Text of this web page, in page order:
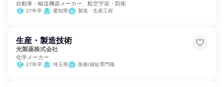
自動車・輸送機器メーカー、航空宇宙・防衛
27年卒 愛知県 製造・生産工程
生産・製造技術
光製薬株式会社
化学メーカー
27年卒 埼玉県 医療/福祉専門職